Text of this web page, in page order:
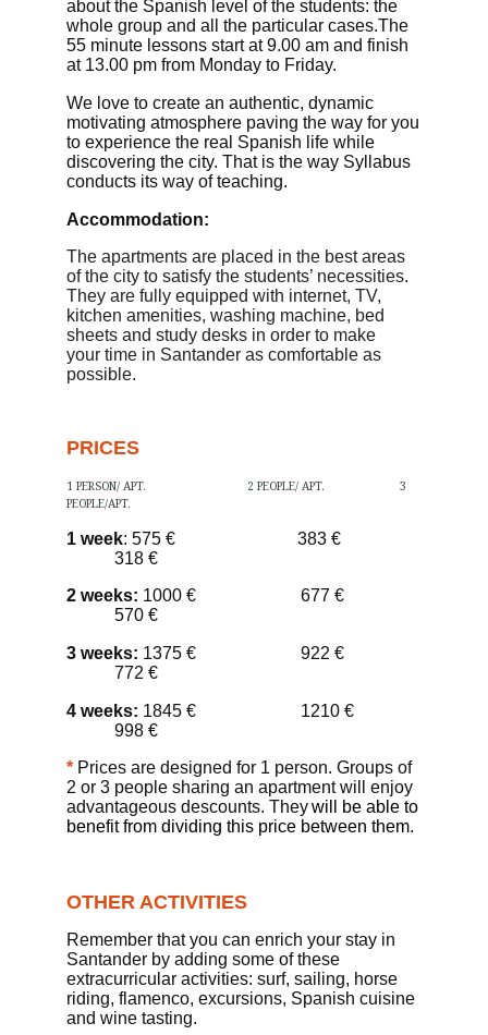
aboutthe Spanish level of the students: the
whole group and all the particular cases.The
55 minutelessons start at 9.00 am and finish
at 13.00 pm from Monday to Friday.
We love to create an authentic, dynamic
motivating atmosphere paving the way for you
to experience the real Spanish life while
discovering the city. That is the waySyllabus
conducts itsway of teaching.
Accommodation:
The apartments are placed in the best areas
of the city to satisfy the students’ necessities.
They are fully equipped with internet, TV,
kitchen amenities, washing machine, bed
sheets and study desksin order to make
your time in Santander as comfortable as
possible.
PRICES
1 PERSON/ APT. 2 PEOPLE/ APT. 3
PEOPLE/APT.
1 week: 575 € 383 €
318 €
2 weeks: 1000 € 677 €
570 €
3 weeks: 1375 € 922 €
772 €
4 weeks: 1845 € 1210 €
998 €
*Prices are designed for1 person. Groups of
2 or3 people sharing an apartment will enjoy
advantageous descounts. Theywill be able to
benefit from dividing this price between them.
OTHER ACTIVITIES
Remember that you can enrich your stay in
Santander by adding some of these
extracurricular activities: surf, sailing, horse
riding, flamenco, excursions, Spanish cuisine
and wine tasting.